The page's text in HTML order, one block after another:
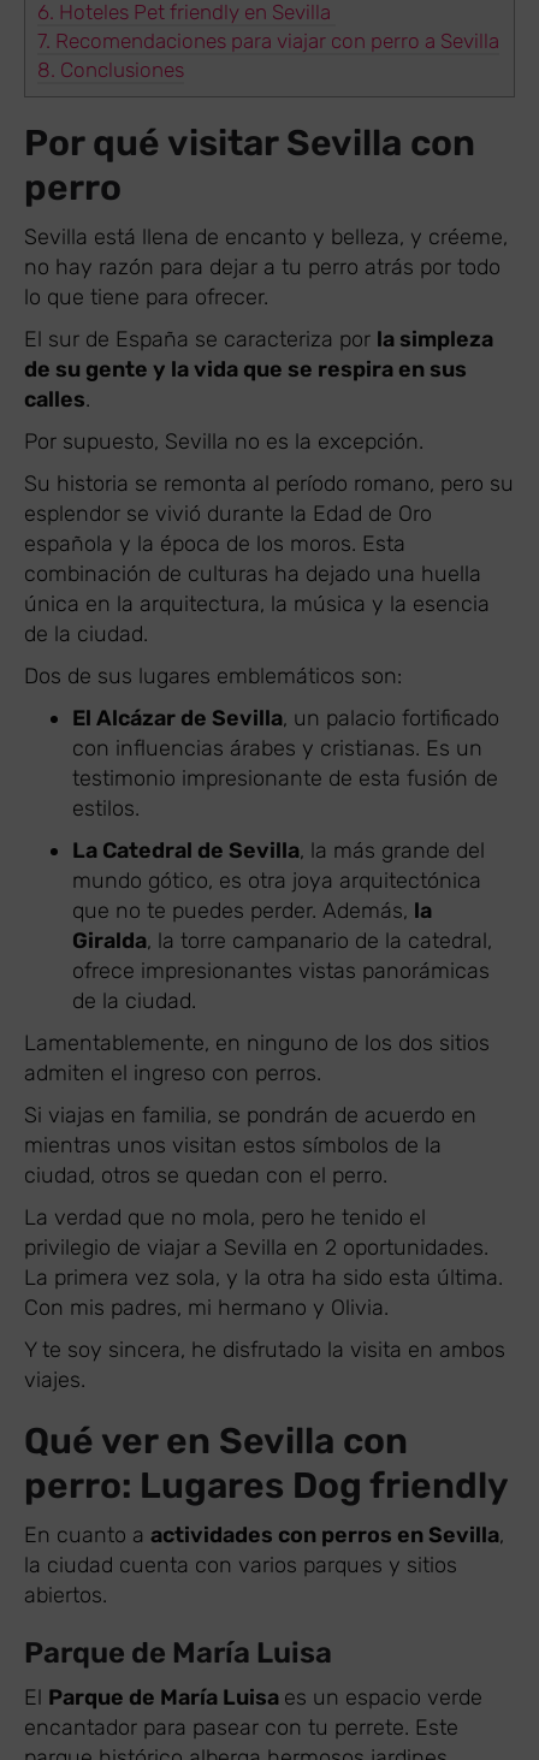
6. Hoteles Pet friendly en Sevilla
7. Recomendaciones para viajar con perro a Sevilla
8. Conclusiones
Por qué visitar Sevilla con
perro
Sevilla está llena de encanto y belleza, y créeme,
no hay razón para dejar a tu perro atrás por todo
lo que tiene para ofrecer.
El sur de España se caracteriza por la simpleza
de su gente y la vida que se respira en sus
calles.
Por supuesto, Sevilla no es la excepción.
Su historia se remonta al período romano, pero su
esplendor se vivió durante la Edad de Oro
española y la época de los moros. Esta
combinación de culturas ha dejado una huella
única en la arquitectura, la música y la esencia
de la ciudad.
Dos de sus lugares emblemáticos son:
El Alcázar de Sevilla, un palacio fortificado
con influencias árabes y cristianas. Es un
testimonio impresionante de esta fusión de
estilos.
La Catedral de Sevilla, la más grande del
mundo gótico, es otra joya arquitectónica
que no te puedes perder. Además, la
Giralda, la torre campanario de la catedral,
ofrece impresionantes vistas panorámicas
de la ciudad.
Lamentablemente, en ninguno de los dos sitios
admiten el ingreso con perros.
Si viajas en familia, se pondrán de acuerdo en
mientras unos visitan estos símbolos de la
ciudad, otros se quedan con el perro.
La verdad que no mola, pero he tenido el
privilegio de viajar a Sevilla en 2 oportunidades.
La primera vez sola, y la otra ha sido esta última.
Con mis padres, mi hermano y Olivia.
Y te soy sincera, he disfrutado la visita en ambos
viajes.
Qué ver en Sevilla con
perro: Lugares Dog friendly
En cuanto a actividades con perros en Sevilla,
la ciudad cuenta con varios parques y sitios
abiertos.
Parque de María Luisa
El Parque de María Luisa es un espacio verde
encantador para pasear con tu perrete. Este